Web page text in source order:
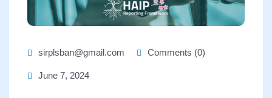
sirplsban@gmail.com Comments (0)
June 7, 2024